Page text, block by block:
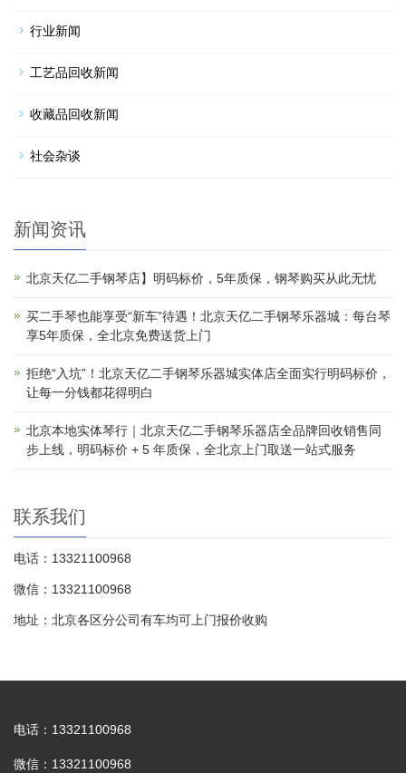
行业新闻
工艺品回收新闻
收藏品回收新闻
社会杂谈
新闻资讯
北京天亿二手钢琴店】明码标价，5年质保，钢琴购买从此无忧
买二手琴也能享受“新车”待遇！北京天亿二手钢琴乐器城：每台琴
享5年质保，全北京免费送货上门
拒绝“入坑”！北京天亿二手钢琴乐器城实体店全面实行明码标价，
让每一分钱都花得明白
北京本地实体琴行｜北京天亿二手钢琴乐器店全品牌回收销售同
步上线，明码标价 + 5 年质保，全北京上门取送一站式服务
联系我们
电话：13321100968
微信：13321100968
地址：北京各区分公司有车均可上门报价收购
电话：13321100968
微信：13321100968